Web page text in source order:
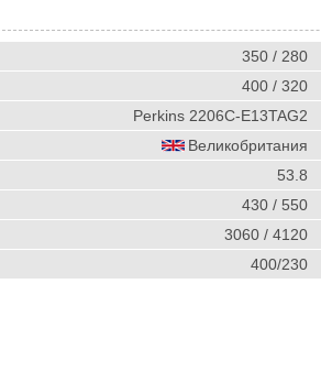
350 / 280
400 / 320
Perkins 2206C-E13TAG2
Великобритания
53.8
430 / 550
3060 / 4120
400/230